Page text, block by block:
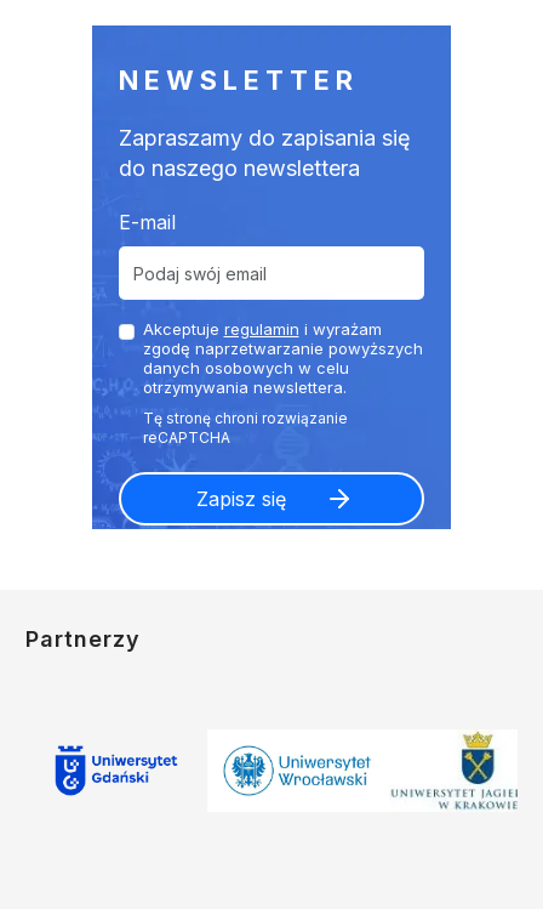
NEWSLETTER
Zapraszamy do zapisania się
do naszego newslettera
E-mail
Akceptuje regulamin i wyrażam
zgodę naprzetwarzanie powyższych
danych osobowych w celu
otrzymywania newslettera.
Partnerzy